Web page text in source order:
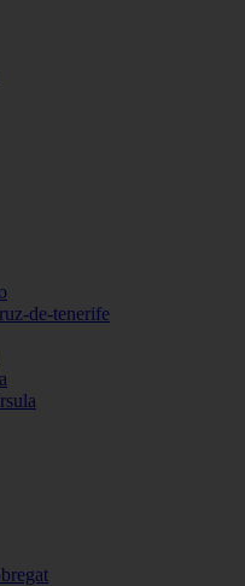
de-tenerife